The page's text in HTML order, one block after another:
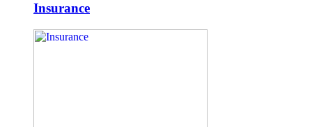
Insurance